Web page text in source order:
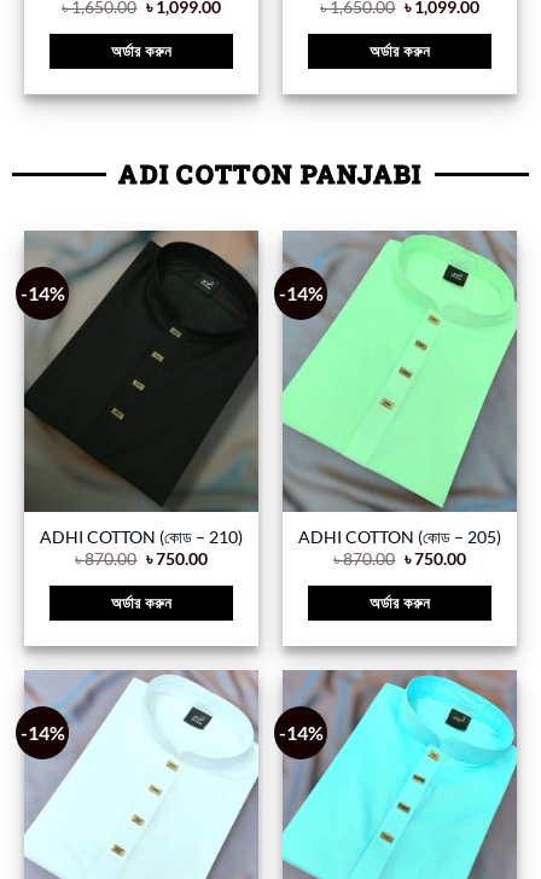
৳1,650.00 ৳1,099.00
অর্ডার করুন
৳1,650.00 ৳1,099.00
অর্ডার করুন
ADI COTTON PANJABI
-14%
ADHI COTTON (কোড – 210)
৳870.00 ৳750.00
অর্ডার করুন
-14%
ADHI COTTON (কোড – 205)
৳870.00 ৳750.00
অর্ডার করুন
-14% -14%